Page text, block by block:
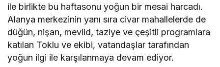
ile birlikte bu haftasonu yoğun bir mesai harcadı.
Alanya merkezinin yanı sıra civar mahallelerde de
düğün, nişan, mevlid, taziye ve çeşitli programlara
katılan Toklu ve ekibi, vatandaşlar tarafından
yoğun ilgi ile karşılanmaya devam ediyor.